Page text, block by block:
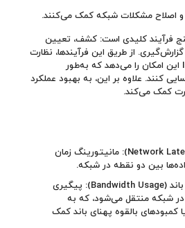
و اصلاح مشکلات شبکه کمک می‌کنند.
فرآیند کلیدی است: کشف، تعیین
از طریق این فرآیندها، نظارت
بر شبکه به سیستم‌های IT این امکان را می‌دهد که به‌طور
کنند. علاوه بر این، به بهبود عملکرد
کمک می‌کند.
تأخیر شبکه (Network Latency): مانیتورینگ زمان
بین دو نقطه در شبکه.
استفاده از پهنای باند (Bandwidth Usage): پیگیری
در شبکه منتقل می‌شود، که به
کمبودهای بالقوه پهنای باند کمک